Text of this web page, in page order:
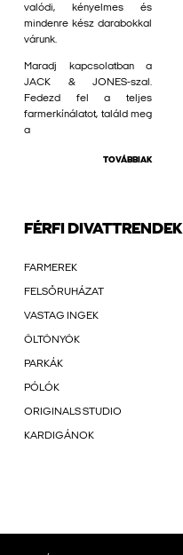
valódi, kényelmes és
mindenre kész darabokkal
várunk.
Maradj kapcsolatban a
JACK & JONES-szal.
Fedezd fel a teljes
farmerkínálatot, találd meg
a
TOVÁBBIAK
FÉRFI DIVATTRENDEK
FARMEREK
FELSŐRUHÁZAT
VASTAG INGEK
ÖLTÖNYÖK
PARKÁK
PÓLÓK
ORIGINALS STUDIO
KARDIGÁNOK